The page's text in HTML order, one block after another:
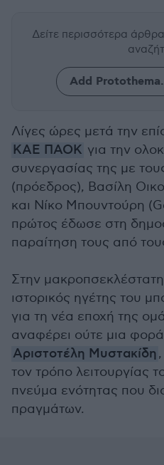
Δείτε περισσότερα
Add
Λίγες ώρες μετά την
ΚΑΕ ΠΑΟΚ για την
συνεργασίας της με
(πρόεδρος), Βασίλη
και Νίκο Μπουντούρη
πρώτος έδωσε στη
παραίτηση τους από
Στην
ιστορικός ηγέτης του
για τη νέα εποχή της
αναφέρει ούτε μια
Αριστοτέλη Μυστακίδη
τον τρόπο λειτουργίας
πνεύμα ενότητας που
πραγμάτων.